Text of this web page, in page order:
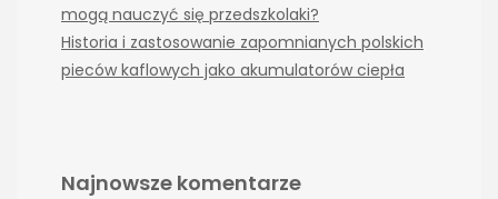
mogą nauczyć się przedszkolaki?
Historia i zastosowanie zapomnianych polskich
pieców kaflowych jako akumulatorów ciepła
Najnowsze komentarze